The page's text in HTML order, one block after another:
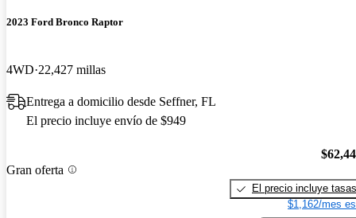
2023 Ford Bronco Raptor
4WD 22,427 millas
Entrega a domicilio desde Seffner, FL
El precio incluye envío de $949
Gran oferta
El precio incluye tasas
$1,162/mes